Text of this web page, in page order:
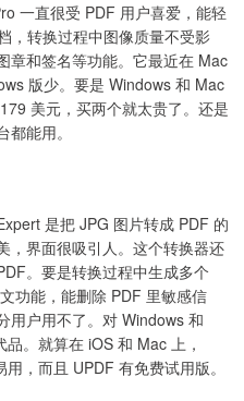
一直很受 PDF 用户喜爱，能轻
，转换过程中图像质量不受影
章和签名等功能。它最近在 Mac
版少。要是 Windows 和 Mac
美元，买两个就太贵了。还是
能用。
是把 JPG 图片转成 PDF 的
，界面很吸引人。这个转换器还
。要是转换过程中生成多个
功能，能删除 PDF 里敏感信
用户用不了。对 Windows 和
。就算在 iOS 和 Mac 上，
，而且 UPDF 有免费试用版。